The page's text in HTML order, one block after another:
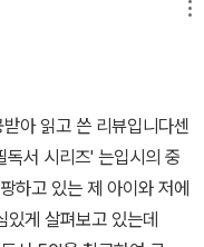
대한 존중과 이해를 해
되었다. 어차피 학교든, 대
관계는 다 겪는 일이니.
로 분류하여 추천도서를
하는 것이 아니라 이 추
지 방향성을 제시하고 있
부추천도서를 알려주는
떻게 활동을 해서 생기
서, 주요 과목의 핵심 책
더욱 기대되었어요.지
입시 제도, 2028년 대입
1과 2에서 상세히 다루
요해진 고교 생활 기록부.
, 그래서 서류와 면접 비
욱 애가 탈 수밖에 없는듯
동, 희망하는 진로와 연
아 읽고 쓴 리뷰입니다센
서 시리즈' 는입시의 중
하고 있는 제 아이와 저에
게 살펴보고 있는데